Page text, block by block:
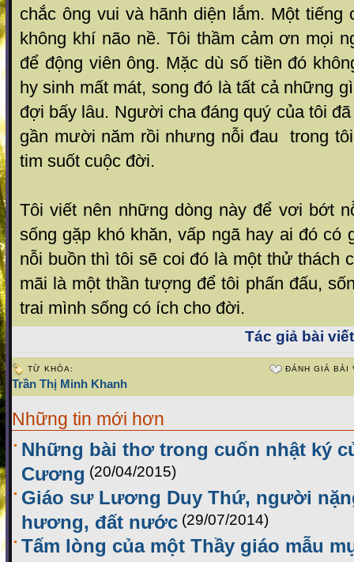
chắc ông vui và h ãnh diện lắm. Một tiếng
không khí não nề. Tôi thầm cảm ơn mọi
để động viên ông. Mặc d ù số tiền đó
hy sinh mất mát, song đó là tấ t cả những
đ ợi bấy lâu. Người cha đáng quý của tôi
gần mười năm rồi nhưng nỗi đau trong
tim su ốt cuộc đời.
Tôi viết nên những d òng này để vơi bớt
sống gặp khó khăn, vấp ng ã hay ai đó có
nỗi buồn thì tôi sẽ coi đó là m ột thử thách
mãi là một thần tượng để tôi ph ấn đấu,
t rai mình sống có ích cho đời.
Tác giả bài
TỪ KHÓA:
Trần Thị Minh Khanh
ĐÁNH GIÁ BÀI
Những tin mới hơn
Những bài thơ trong cuốn nhật ký
Cương (20/04/2015)
Giáo sư Lương Duy Thứ, người
hương, đất nước (29/07/2014)
Tấm lòng của một Thầy giáo mẫu